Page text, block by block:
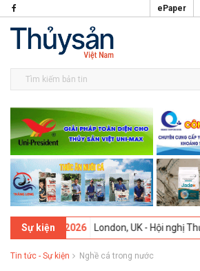
ePaper
Sự kiện
02-2026 London, UK - Hội nghị Thượng
Tin tức - Sự kiện Nghề cá trong nước